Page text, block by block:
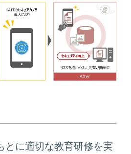
とに適切な教育研修を実